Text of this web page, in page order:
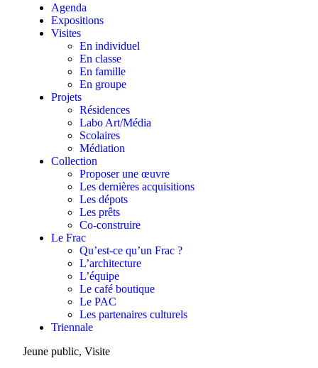
Agenda
Expositions
Visites
En individuel
En classe
En famille
En groupe
Projets
Résidences
Labo Art/Média
Scolaires
Médiation
Collection
Proposer une œuvre
Les dernières acquisitions
Les dépots
Les prêts
Co-construire
Le Frac
Qu’est-ce qu’un Frac ?
L’architecture
L’équipe
Le café boutique
Le PAC
Les partenaires culturels
Triennale
Jeune public, Visite